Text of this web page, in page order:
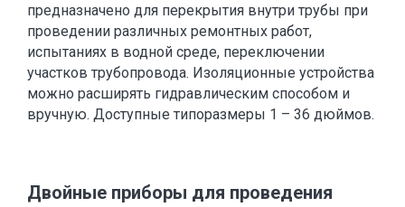
предназначено для перекрытия внутри трубы при
проведении различных ремонтных работ,
испытаниях в водной среде, переключении
участков трубопровода. Изоляционные устройства
можно расширять гидравлическим способом и
вручную. Доступные типоразмеры 1 – 36 дюймов.
Двойные приборы для проведения